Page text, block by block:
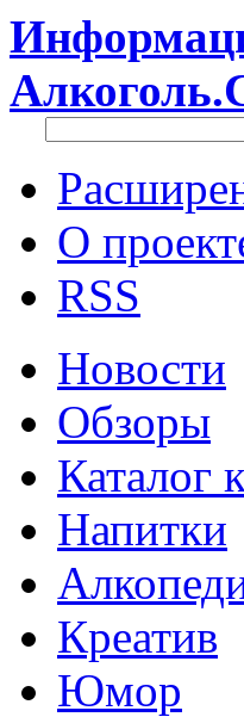
О
RSS
Новости
Обзоры
Каталог
Напитки
Креатив
Юмор